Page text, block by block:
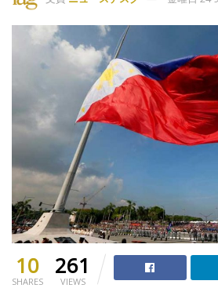
10
SHARES
261
VIEWS